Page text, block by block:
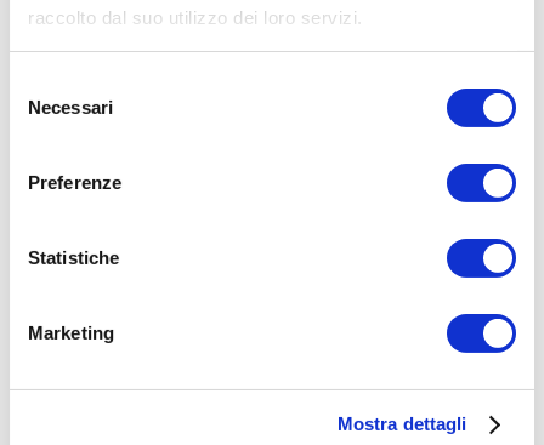
raccolto dal suo utilizzo dei loro servizi.
delNecessari
Preferenze
Statistiche
Marketing
Mostra dettagli
Zone controllabili:
Installazione:
Rete:DHCP e IP statico supportati
INFORMAZIONI AGGIUNTIVE
Compatibilità:
Amplificatori PowerZone™ Connect
Modalità controllo:
Applicazioni:Hospitality, retail, corporate